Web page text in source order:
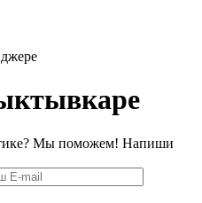
Мы поможем! Напиши